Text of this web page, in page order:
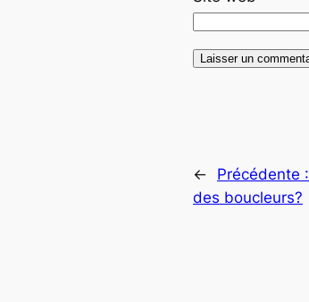
← Précédente :
des boucleurs?